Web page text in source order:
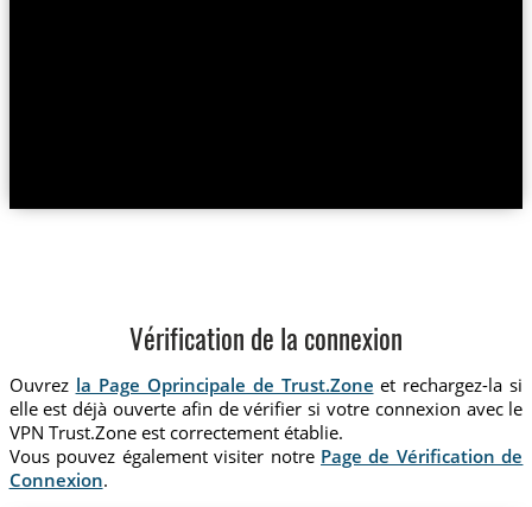
Vérification de la connexion
Ouvrez la Page Oprincipale de Trust.Zone et rechargez-la si
elle est déjà ouverte afin de vérifier si votre connexion avec le
VPN Trust.Zone est correctement établie.
Vous pouvez également visiter notre Page de Vérification de
Connexion.